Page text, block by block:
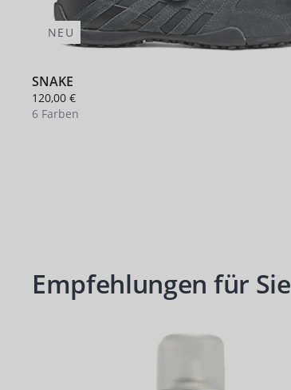
NEU
SNAKE
120,00 €
6 Farben
Produktgalerie überspringen
Empfehlungen für Sie